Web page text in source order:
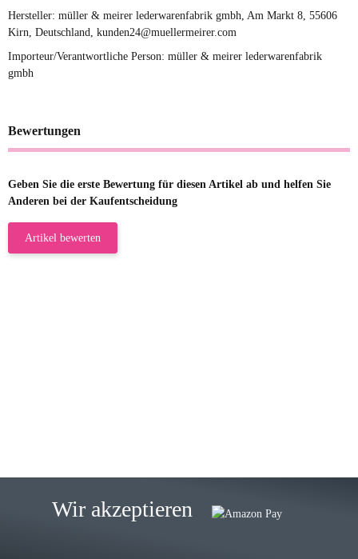
Hersteller: müller & meirer lederwarenfabrik gmbh, Am Markt 8, 55606
Kirn, Deutschland, kunden24@muellermeirer.com
Importeur/Verantwortliche Person: müller & meirer lederwarenfabrik
gmbh
Bewertungen
Geben Sie die erste Bewertung für diesen Artikel ab und helfen Sie
Anderen bei der Kaufentscheidung
Artikel bewerten
Lieferung, man kann bedenkenlos
Wir akzeptieren